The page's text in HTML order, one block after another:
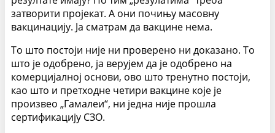
затворити пројекат. А они почињу масовну
вакцинацију. Ја сматрам да вакцине нема.
То што постоји није ни проверено ни доказано. То
што је одобрено, ја верујем да је одобрено на
комерцијалној основи, ово што тренутно постоји,
као што и претходне четири вакцине које је
произвео „Гамалеи“, ни једна није прошла
сертификацију СЗО.